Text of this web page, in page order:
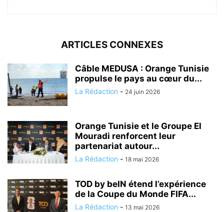
ARTICLES CONNEXES
Câble MEDUSA : Orange Tunisie
propulse le pays au cœur du...
La Rédaction - 24 juin 2026
Orange Tunisie et le Groupe El
Mouradi renforcent leur
partenariat autour...
La Rédaction - 18 mai 2026
TOD by beIN étend l’expérience
de la Coupe du Monde FIFA...
La Rédaction - 13 mai 2026